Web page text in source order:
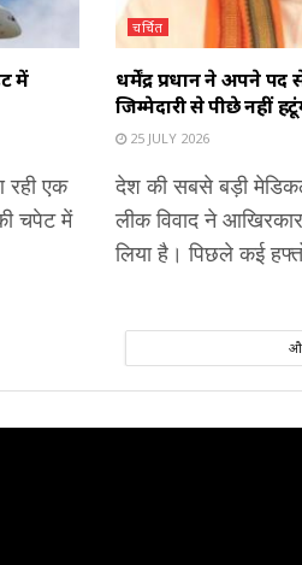
में
एक
चपेट में
चर्चित
धर्मेंद्र प्रधान ने अपने पद
जिम्मेदारी से पीछे नहीं
25 JULY 2026
देश की सबसे बड़ी
लीक विवाद ने
लिया है। पिछले कई